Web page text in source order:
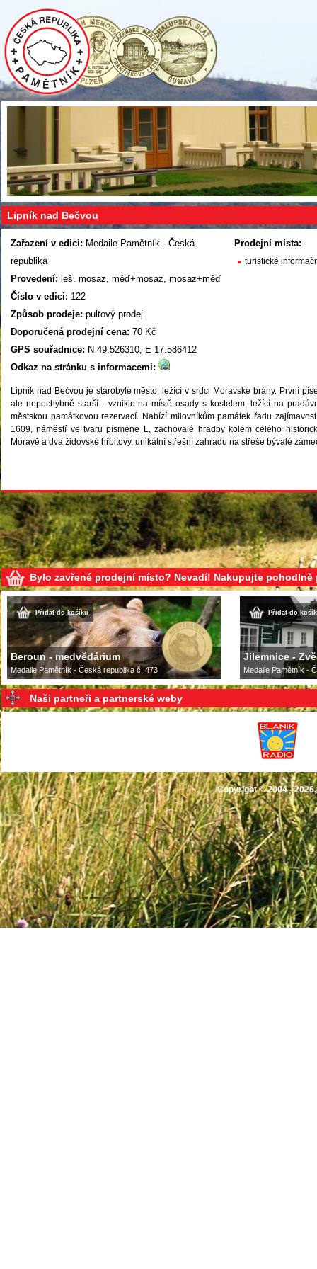
Lipník nad Bečvou
Zařazení v edici: Medaile Pamětník - Česká
republika
Provedení: leš. mosaz, měď+mosaz, mosaz+měď
Číslo v edici: 122
Způsob prodeje: pultový prodej
Doporučená prodejní cena: 70 Kč
GPS souřadnice: N 49.526310, E 17.586412
Odkaz na stránku s informacemi:
Prodejní místa:
turistické
Lipník nad Bečvou je starobylé město, ležící v srdci Moravské brány. První
ale nepochybně starší - vzniklo na místě osady s kostelem, ležící na
městskou památkovou rezervací. Nabízí milovníkům památek řadu
1609, náměstí ve tvaru písmene L, zachovalé hradby kolem celého
Moravě a dva židovské hřbitovy, unikátní střešní zahradu na střeše bývalé
Bylo zavřené prodejní místo? Nevadí! Nakupujte
Přidat do košíku
Beroun - medvědárium
Medaile Pamětník - Česká republika č. 473
Přidat do
Jilemnice -
Medaile Pamětník -
Naši partneři a partnerské weby
Copyright © 2004 -